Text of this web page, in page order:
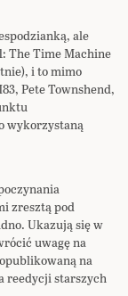
ale
The Time Machine
i to mimo
Pete Townshend,
wykorzystaną
zresztą pod
Ukazują się w
uwagę na
na
reedycji starszych